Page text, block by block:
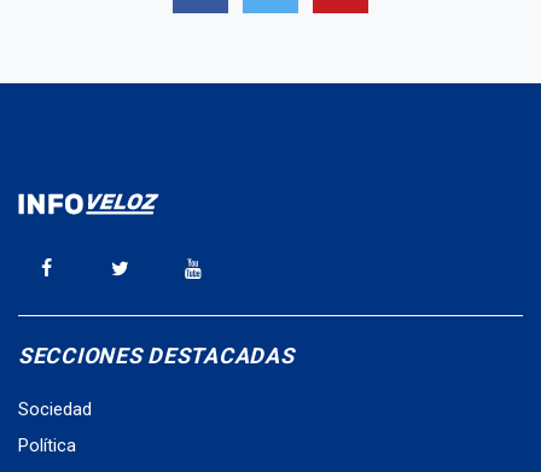
SECCIONES DESTACADAS
Sociedad
Política